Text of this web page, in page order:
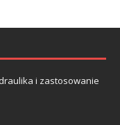
i zastosowanie